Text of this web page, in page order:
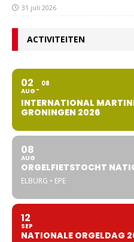
31 juli 2026
ACTIVITEITEN
02
AUG
08
INTERNATIONAL
GRONINGEN 2026
08
AUG
ORGELFIETSTOCHT
ELBURG • EPE
12
SEP
NATIONALE ORGELDAG